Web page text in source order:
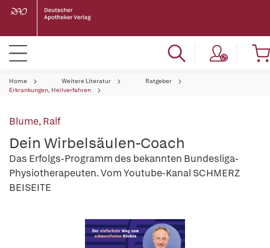
Home Weitere Literatur
Ratgeber
Erkrankungen, Heilverfahren
Blume, Ralf
Dein Wirbelsäulen-Coach
Das Erfolgs-Programm des bekannten Bundesliga-
Physiotherapeuten. Vom Youtube-Kanal SCHMERZ
BEISEITE